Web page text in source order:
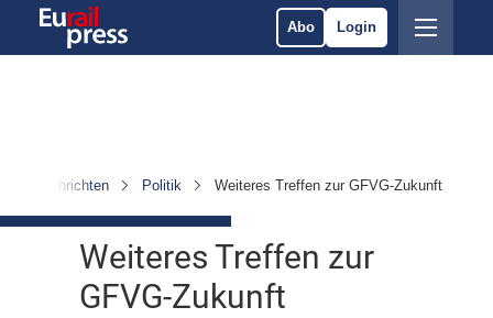
Abo Login
Nachrichten Politik Weiteres Treffen zur GFVG-Zukunft
Weiteres Treffen zur
GFVG-Zukunft